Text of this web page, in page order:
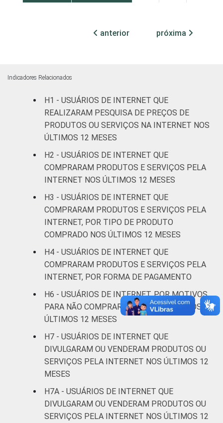
etária
anos
6
De 16 a 24
anos
De 25 a 34
anos
27 73 0
De 35 a 44
anos
23 77 0
De 45 a 59
anos
De 60 anos
8 92
Renda
Familiar
Até 1 SM 12 88 0
Mais de 1
SM até 2 SM
19
Mais de 3
SM até 5 SM
25 75 0
anterior próxima
Indicadores Relacionados
H1 - USUÁRIOS DE INTERNET QUE
REALIZARAM PESQUISA DE PREÇOS DE
PRODUTOS OU SERVIÇOS NA INTERNET NOS
ÚLTIMOS 12 MESES
H2 - USUÁRIOS DE INTERNET QUE
COMPRARAM PRODUTOS E SERVIÇOS PELA
INTERNET NOS ÚLTIMOS 12 MESES
H3 - USUÁRIOS DE INTERNET QUE
COMPRARAM PRODUTOS E SERVIÇOS PELA
INTERNET, POR TIPO DE PRODUTO
COMPRADO NOS ÚLTIMOS 12 MESES
H4 - USUÁRIOS DE INTERNET QUE
COMPRARAM PRODUTOS E SERVIÇOS PELA
INTERNET, POR FORMA DE PAGAMENTO
H6 - USUÁRIOS DE INTERNET, POR MOTIVOS
PARA NÃO COMPRAR PELA INTERNET NOS
ÚLTIMOS 12 MESES
H7 - USUÁRIOS DE INTERNET QUE
DIVULGARAM OU VENDERAM PRODUTOS OU
SERVIÇOS PELA INTERNET NOS ÚLTIMOS 12
MESES
H7A - USUÁRIOS DE INTERNET QUE
DIVULGARAM OU VENDERAM PRODUTOS OU
SERVIÇOS PELA INTERNET NOS ÚLTIMOS 12